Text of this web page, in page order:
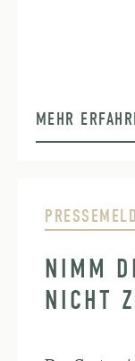
MEHR
NIMM
NICHT